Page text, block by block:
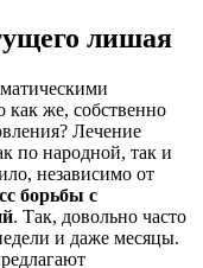
лишая
же, собственно
Лечение
по народной, так и
независимо от
борьбы с
. Так, довольно часто
и даже месяцы.